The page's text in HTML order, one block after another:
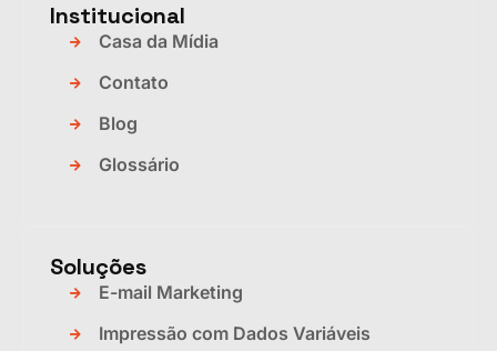
Institucional
Casa da Mídia
Contato
Blog
Glossário
Soluções
E-mail Marketing
Impressão com Dados Variáveis